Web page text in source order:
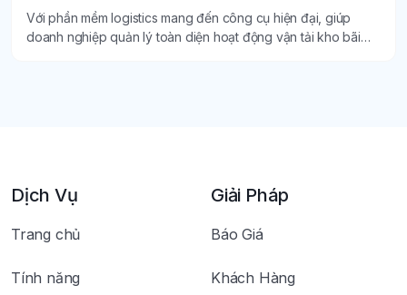
Với phần mềm logistics mang đến công cụ hiện đại, giúp
doanh nghiệp quản lý toàn diện hoạt động vận tải kho bãi
Dịch Vụ
Trang chủ
Tính năng
Giải Pháp
Báo Giá
Khách Hàng